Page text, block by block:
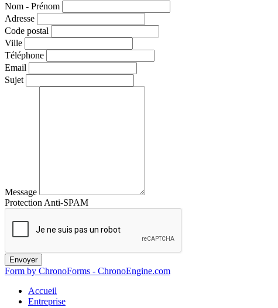
Nom - Prénom
Adresse
Code postal
Ville
Téléphone
Email
Sujet
Message
Protection Anti-SPAM
Envoyer
Form by ChronoForms - ChronoEngine.com
Accueil
Entreprise